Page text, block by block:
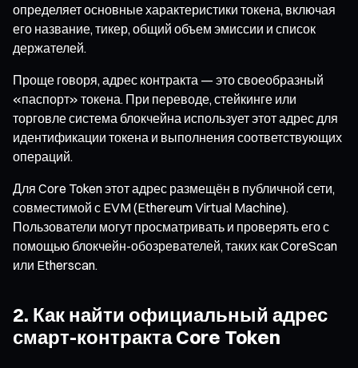
определяет основные характеристики токена, включая
его название, тикер, общий объем эмиссии и список
держателей.
Проще говоря, адрес контракта — это своеобразный
«паспорт» токена. При переводе, стейкинге или
торговле система блокчейна использует этот адрес для
идентификации токена и выполнения соответствующих
операций.
Для Core Token этот адрес размещён в публичной сети,
совместимой с EVM (Ethereum Virtual Machine).
Пользователи могут просматривать и проверять его с
помощью блокчейн-обозревателей, таких как CoreScan
или Etherscan.
2. Как найти официальный адрес
смарт-контракта Core Token